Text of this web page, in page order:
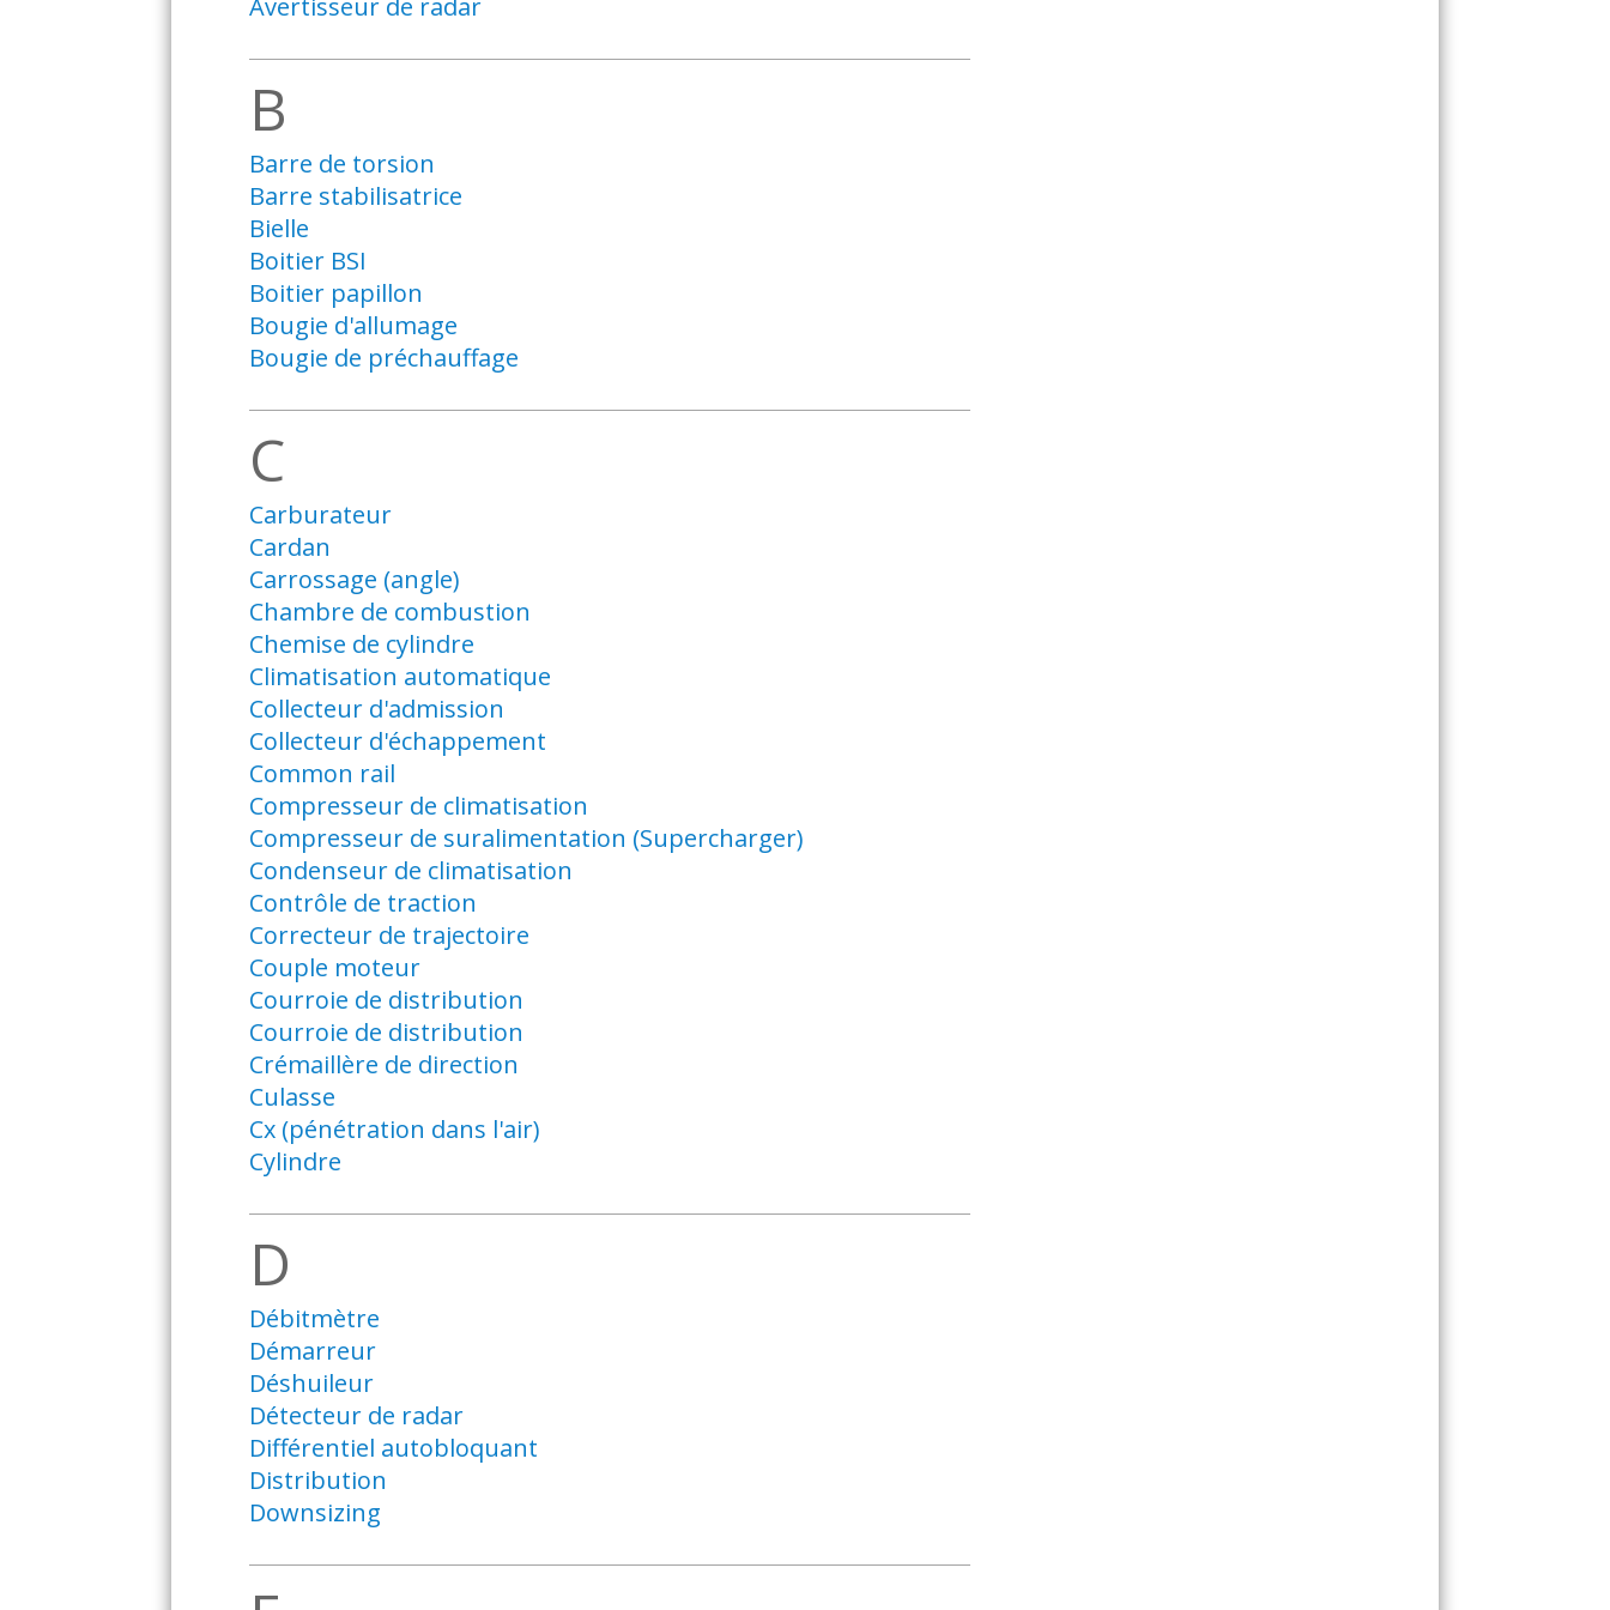
Avertisseur de radar
B
Barre de torsion
Barre stabilisatrice
Bielle
Boitier BSI
Boitier papillon
Bougie d'allumage
Bougie de préchauffage
C
Carburateur
Cardan
Carrossage (angle)
Chambre de combustion
Chemise de cylindre
Climatisation automatique
Collecteur d'admission
Collecteur d'échappement
Common rail
Compresseur de climatisation
Compresseur de suralimentation (Supercharger)
Condenseur de climatisation
Contrôle de traction
Correcteur de trajectoire
Couple moteur
Courroie de distribution
Courroie de distribution
Crémaillère de direction
Culasse
Cx (pénétration dans l'air)
Cylindre
D
Débitmètre
Démarreur
Déshuileur
Détecteur de radar
Différentiel autobloquant
Distribution
Downsizing